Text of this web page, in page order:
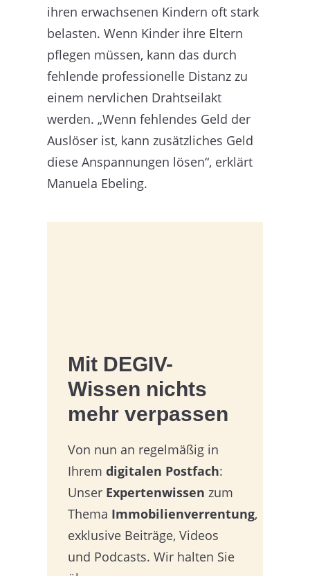
ihren erwachsenen Kindern oft stark
belasten. Wenn Kinder ihre Eltern
pflegen müssen, kann das durch
fehlende professionelle Distanz zu
einem nervlichen Drahtseilakt
werden. „Wenn fehlendes Geld der
Auslöser ist, kann zusätzliches Geld
diese Anspannungen lösen“, erklärt
Manuela Ebeling.
Mit DEGIV-
Wissen nichts
mehr verpassen
Von nun an regelmäßig in
Ihrem digitalen Postfach:
Unser Expertenwissen zum
Thema Immobilienverrentung,
exklusive Beiträge, Videos
und Podcasts. Wir halten Sie